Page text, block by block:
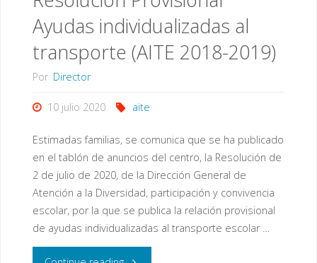
Primaria
curso
2020"
Ayudas individualizadas al
transporte (AITE 2018-2019)
Por Director
10 julio 2020 aite
Estimadas familias, se comunica que se ha publicado
en el tablón de anuncios del centro, la Resolución de
2 de julio de 2020, de la Dirección General de
Atención a la Diversidad, participación y convivencia
escolar, por la que se publica la relación provisional
de ayudas individualizadas al transporte escolar …